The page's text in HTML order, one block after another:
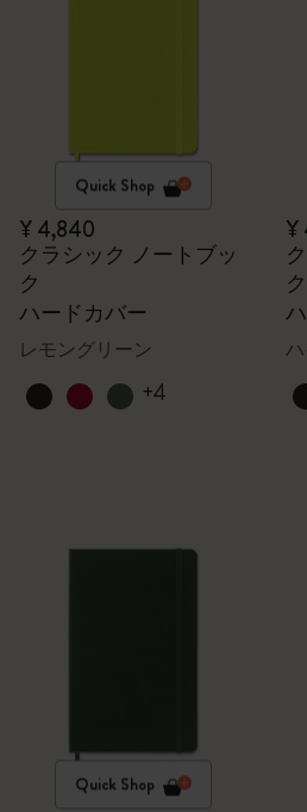
Quick Shop
¥ 4,840
クラシック ノートブッ
ク
ハードカバー
レモングリーン
+4
¥
ク
Quick Shop